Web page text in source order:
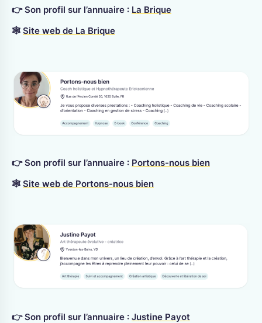
👉 Son profil sur l’annuaire : La Brique
🕸 Site web de La Brique
👉 Son profil sur l’annuaire : Portons-nous bien
🕸 Site web de Portons-nous bien
👉 Son profil sur l’annuaire : Justine Payot